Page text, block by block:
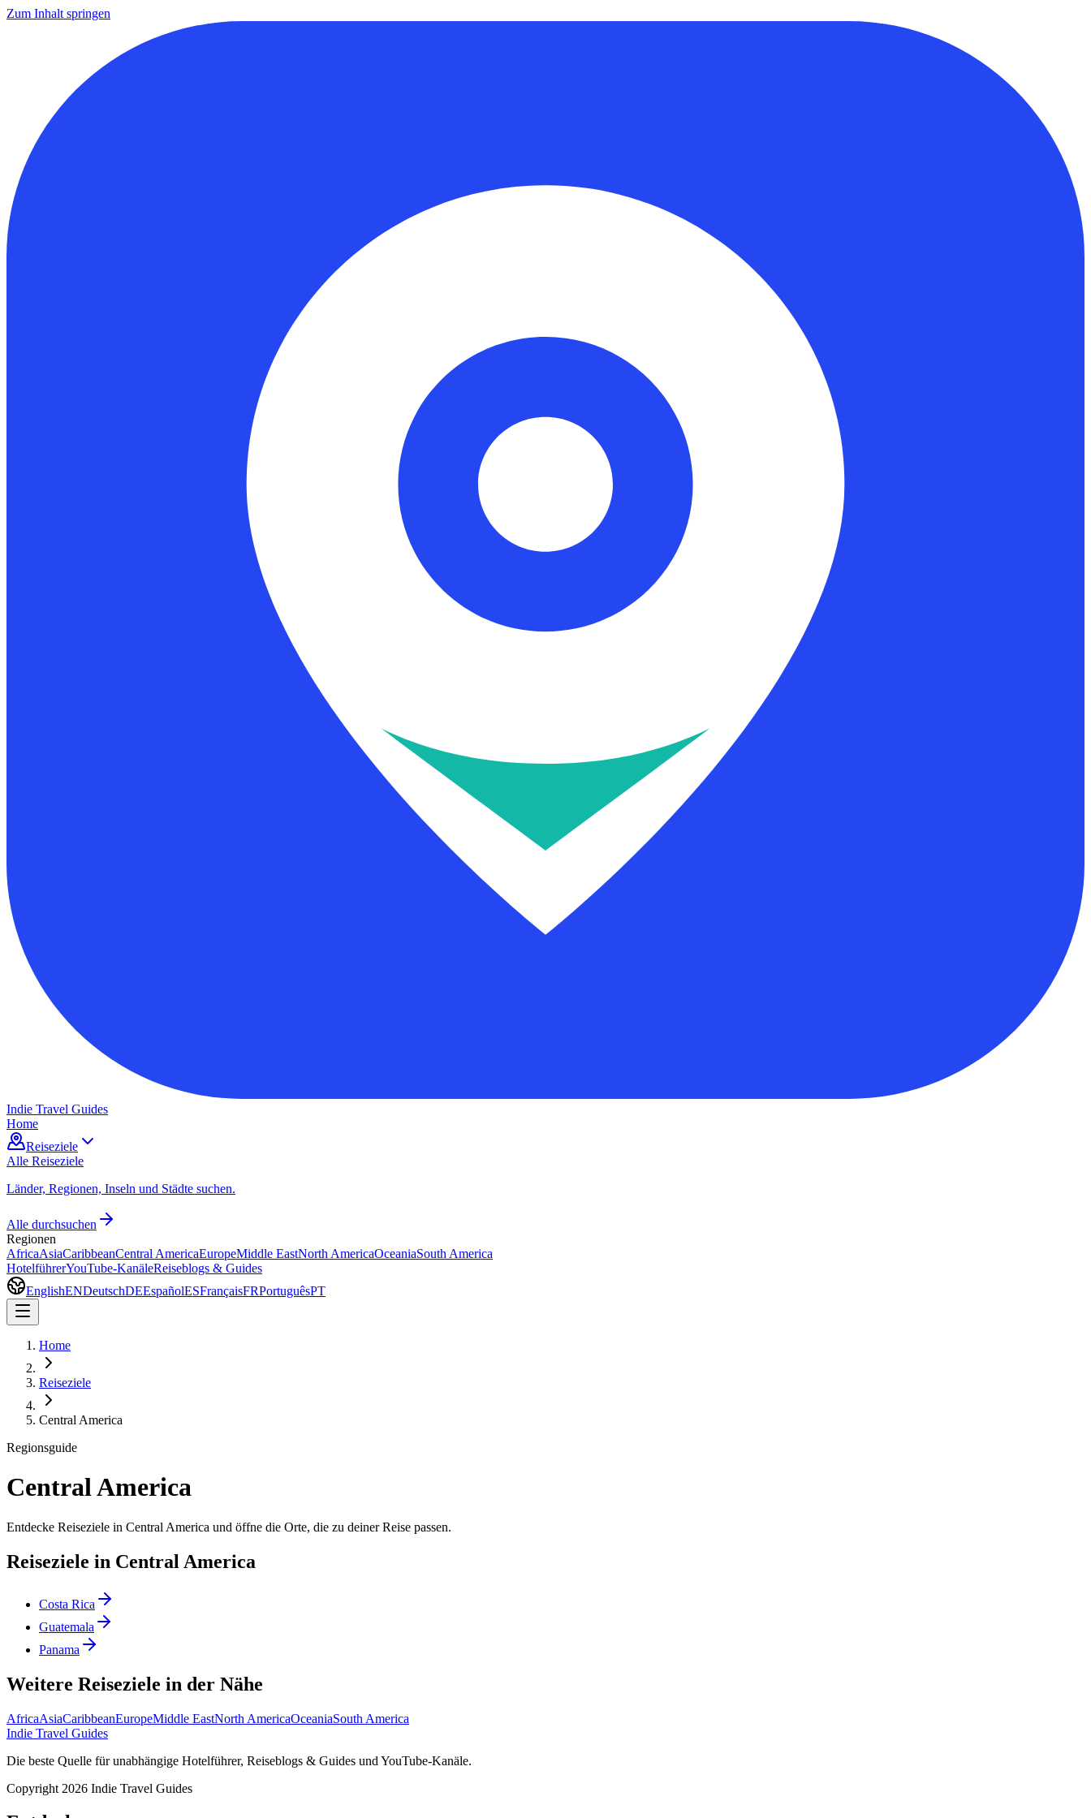
Zum Inhalt springen
Indie Travel Guides
Home
Reiseziele
Alle Reiseziele
Länder, Regionen, Inseln und Städte suchen.
Alle durchsuchen
Regionen
AfricaAsiaCaribbeanCentral AmericaEuropeMiddle EastNorth AmericaOceaniaSouth America
HotelführerYouTube-KanäleReiseblogs & Guides
EnglishENDeutschDEEspañolESFrançaisFRPortuguêsPT
Home
Reiseziele
Central America
Regionsguide
Central America
Entdecke Reiseziele in Central America und öffne die Orte, die zu deiner Reise passen.
Reiseziele in Central America
Costa Rica
Guatemala
Panama
Weitere Reiseziele in der Nähe
AfricaAsiaCaribbeanEuropeMiddle EastNorth AmericaOceaniaSouth America
Indie Travel Guides
Die beste Quelle für unabhängige Hotelführer, Reiseblogs & Guides und YouTube-Kanäle.
Copyright 2026 Indie Travel Guides